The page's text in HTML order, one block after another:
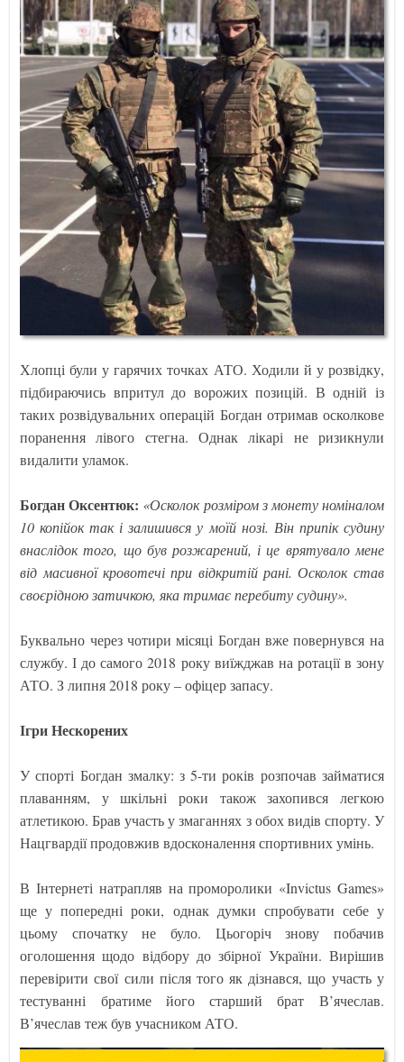
Хлопці були у гарячих точках АТО. Ходили й у розвідку,
підбираючись впритул до ворожих позицій. В одній із
таких розвідувальних операцій Богдан отримав осколкове
поранення лівого стегна. Однак лікарі не ризикнули
видалити уламок.
Богдан Оксентюк: «Осколок розміром з монету номіналом
10 копійок так і залишився у моїй нозі. Він припік судину
внаслідок того, що був розжарений, і це врятувало мене
від масивної кровотечі при відкритій рані. Осколок став
своєрідною затичкою, яка тримає перебиту судину».
Буквально через чотири місяці Богдан вже повернувся на
службу. І до самого 2018 року виїжджав на ротації в зону
АТО. З липня 2018 року – офіцер запасу.
Ігри Нескорених
У спорті Богдан змалку: з 5-ти років розпочав займатися
плаванням, у шкільні роки також захопився легкою
атлетикою. Брав участь у змаганнях з обох видів спорту. У
Нацгвардії продовжив вдосконалення спортивних умінь.
В Інтернеті натрапляв на проморолики «Invictus Games»
ще у попередні роки, однак думки спробувати себе у
цьому спочатку не було. Цьогоріч знову побачив
оголошення щодо відбору до збірної України. Вирішив
перевірити свої сили після того як дізнався, що участь у
тестуванні братиме його старший брат В’ячеслав.
В’ячеслав теж був учасником АТО.